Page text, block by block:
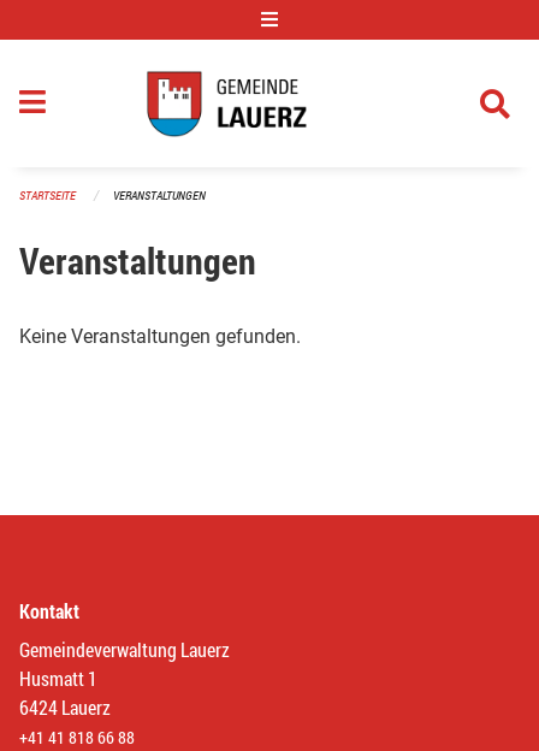
STARTSEITE VERANSTALTUNGEN
Veranstaltungen
Keine Veranstaltungen gefunden.
Kontakt
Gemeindeverwaltung Lauerz
Husmatt 1
6424 Lauerz
+41 41 818 66 88